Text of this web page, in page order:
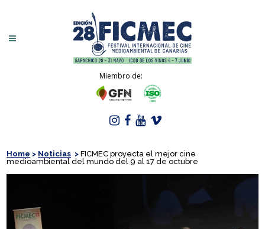
Miembro de:
Home > Noticias >FICMEC proyecta el mejor cine
medioambiental del mundo del 9 al 17 de octubre